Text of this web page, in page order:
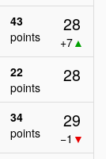
43
points
28
+7▲
22
points
28
34
points
29
−1 ▼